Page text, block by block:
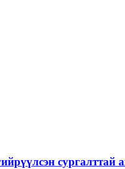
сургалттай